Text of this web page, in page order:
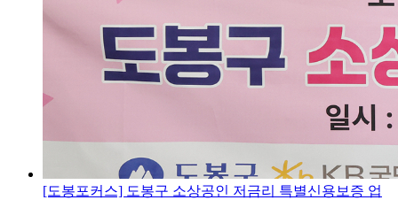
[도봉포커스] 도봉구 소상공인 저금리 특별신용보증 업